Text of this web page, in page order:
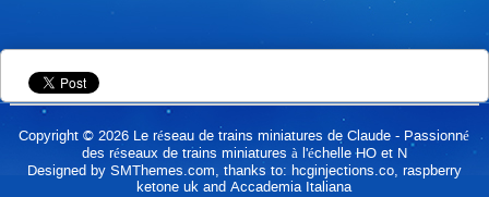
Copyright © 2026 Le réseau de trains miniatures de Claude - Passionné
des réseaux de trains miniatures à l'échelle HO et N
Designed by SMThemes.com, thanks to: hcginjections.co, raspberry
ketone uk andAccademia Italiana